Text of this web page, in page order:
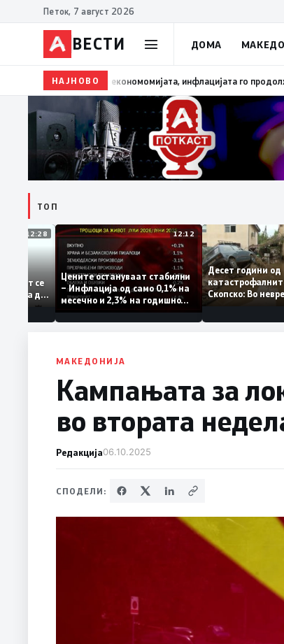
Петок, 7 август 2026
ВЕСТИ ДОМА
НАЈНОВО13:03Димитриеска-Кочоска: Уште еден
ТОП
12:28
–
се
која нема да
12:12
Цените остануваат стабилни
– Инфлација од само 0,1% на
месечно и 2,3% на годишно
ниво
Десет години
Скопско: Во
МАКЕДОНИЈА
Кампањата за
во втората
Редакција06.10.2025
СПОДЕЛИ: